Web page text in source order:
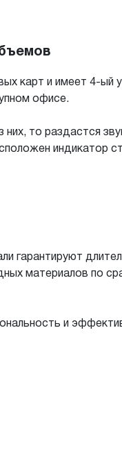
карт и имеет 4-ый
офисе.
то раздастся
индикатор
гарантируют
материалов по
и